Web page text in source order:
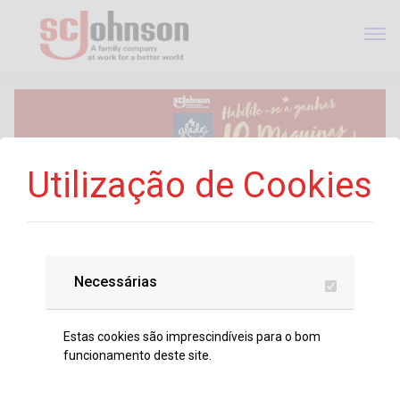
Utilização de Cookies
Necessárias
Estas cookies são imprescindíveis para o bom
funcionamento deste site.